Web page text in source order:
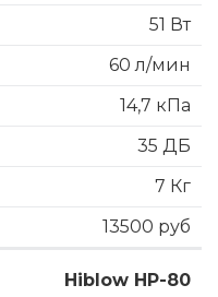
51 Вт
60 л/мин
14,7 кПа
35 ДБ
7 Кг
13500 руб
Hiblow HP-80